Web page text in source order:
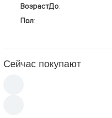
ВозрастДо:
Пол:
Сейчас покупают